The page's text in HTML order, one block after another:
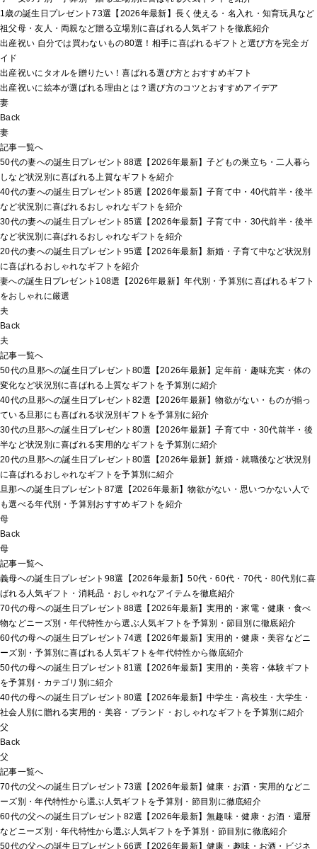
1歳の誕生日プレゼント73選【2026年最新】長く使える・名入れ・知育玩具など
祖父母・友人・両親など贈る立場別に喜ばれる人気ギフトを徹底紹介
出産祝い 自分では買わないもの80選！相手に喜ばれるギフトと選び方を完全ガ
イド
出産祝いにタオルを贈りたい！喜ばれる選び方とおすすめギフト
出産祝いに絵本が選ばれる理由とは？選び方のコツとおすすめアイデア
妻
Back
妻
記事一覧へ
50代の妻への誕生日プレゼント88選【2026年最新】子どもの巣立ち・二人暮ら
しなど状況別に喜ばれる上質なギフトを紹介
40代の妻への誕生日プレゼント85選【2026年最新】子育て中・40代前半・後半
など状況別に喜ばれるおしゃれなギフトを紹介
30代の妻への誕生日プレゼント85選【2026年最新】子育て中・30代前半・後半
など状況別に喜ばれるおしゃれなギフトを紹介
20代の妻への誕生日プレゼント95選【2026年最新】新婚・子育て中など状況別
に喜ばれるおしゃれなギフトを紹介
妻への誕生日プレゼント108選【2026年最新】年代別・予算別に喜ばれるギフト
をおしゃれに厳選
夫
Back
夫
記事一覧へ
50代の旦那への誕生日プレゼント80選【2026年最新】定年前・趣味充実・体の
変化など状況別に喜ばれる上質なギフトを予算別に紹介
40代の旦那への誕生日プレゼント82選【2026年最新】物欲がない・ものが揃っ
ている旦那にも喜ばれる状況別ギフトを予算別に紹介
30代の旦那への誕生日プレゼント80選【2026年最新】子育て中・30代前半・後
半など状況別に喜ばれる実用的なギフトを予算別に紹介
20代の旦那への誕生日プレゼント80選【2026年最新】新婚・就職後など状況別
に喜ばれるおしゃれなギフトを予算別に紹介
旦那への誕生日プレゼント87選【2026年最新】物欲がない・思いつかない人で
も選べる年代別・予算別おすすめギフトを紹介
母
Back
母
記事一覧へ
義母への誕生日プレゼント98選【2026年最新】50代・60代・70代・80代別に喜
ばれる人気ギフト・消耗品・おしゃれなアイテムを徹底紹介
70代の母への誕生日プレゼント88選【2026年最新】実用的・家電・健康・食べ
物などニーズ別・年代特性から選ぶ人気ギフトを予算別・節目別に徹底紹介
60代の母への誕生日プレゼント74選【2026年最新】実用的・健康・美容などニ
ーズ別・予算別に喜ばれる人気ギフトを年代特性から徹底紹介
50代の母への誕生日プレゼント81選【2026年最新】実用的・美容・体験ギフト
を予算別・カテゴリ別に紹介
40代の母への誕生日プレゼント80選【2026年最新】中学生・高校生・大学生・
社会人別に贈れる実用的・美容・ブランド・おしゃれなギフトを予算別に紹介
父
Back
父
記事一覧へ
70代の父への誕生日プレゼント73選【2026年最新】健康・お酒・実用的などニ
ーズ別・年代特性から選ぶ人気ギフトを予算別・節目別に徹底紹介
60代の父への誕生日プレゼント82選【2026年最新】無趣味・健康・お酒・還暦
などニーズ別・年代特性から選ぶ人気ギフトを予算別・節目別に徹底紹介
50代の父への誕生日プレゼント66選【2026年最新】健康・趣味・お酒・ビジネ